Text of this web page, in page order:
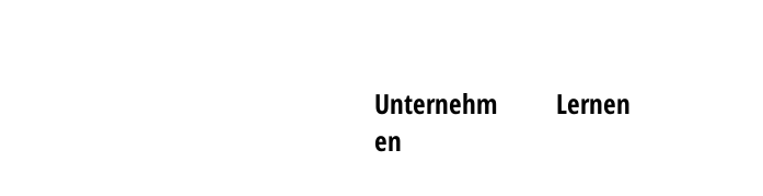
Unternehm
en
Lernen